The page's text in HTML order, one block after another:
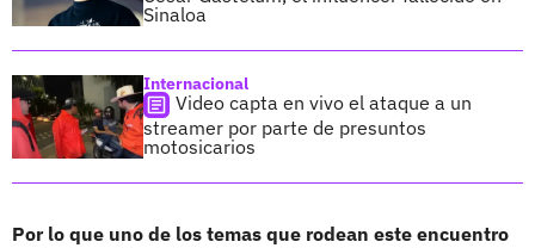
Sinaloa
Internacional
Video capta en vivo el ataque a un
streamer por parte de presuntos
motosicarios
Por lo que uno de los temas que rodean este encuentro